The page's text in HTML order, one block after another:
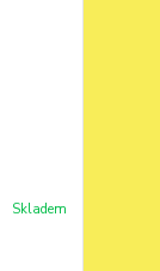
Skladem